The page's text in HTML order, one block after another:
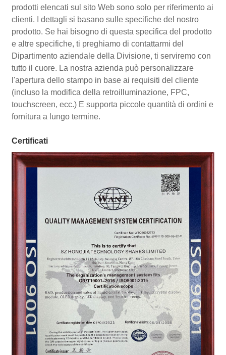
prodotti elencati sul sito Web sono solo per riferimento ai
clienti. I dettagli si basano sulle specifiche del nostro
prodotto. Se hai bisogno di questa specifica del prodotto
e altre specifiche, ti preghiamo di contattarmi del
Dipartimento aziendale della Divisione, ti serviremo con
tutto il cuore. La nostra azienda può personalizzare
l'apertura dello stampo in base ai requisiti del cliente
(incluso la modifica della retroilluminazione, FPC,
touchscreen, ecc.) E supporta piccole quantità di ordini e
fornitura a lungo termine.
Certificati